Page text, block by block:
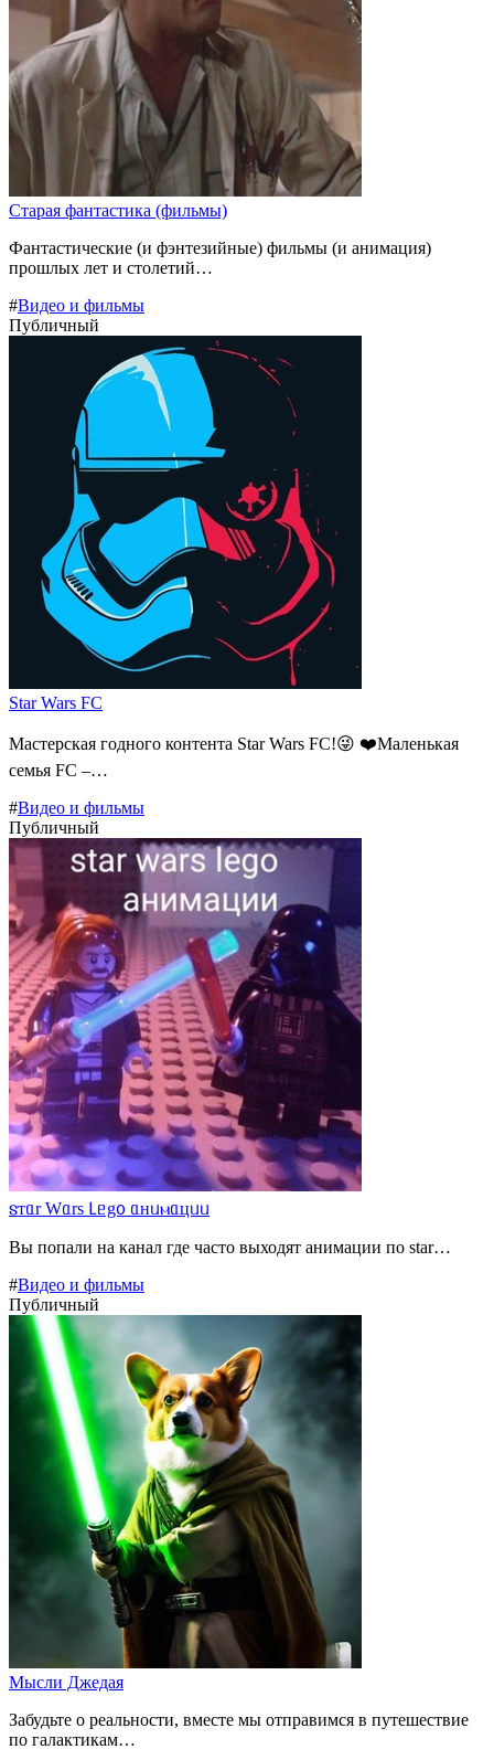
Старая фантастика (фильмы)
Фантастические (и фэнтезийные) фильмы (и анимация)
прошлых лет и столетий…
#Видео и фильмы
Публичный
Star Wars FC
Мастерская годного контента Star Wars FC!😜 ❤️Маленькая
семья FC –…
#Видео и фильмы
Публичный
𐍃ᴛᥲr Wᥲrs 𑀉ᥱg᧐ ᥲнᥙⲙᥲцᥙᥙ
Вы попали на канал где часто выходят анимации по star…
#Видео и фильмы
Публичный
Мысли Джедая
Забудьте о реальности, вместе мы отправимся в путешествие
по галактикам…